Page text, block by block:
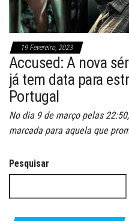
19 Fevereiro, 2023
Accused: A nova
já tem data para
Portugal
No dia 9 de março pelas
marcada para aquela que
Pesquisar